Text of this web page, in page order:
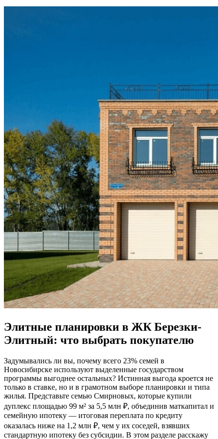
Элитные планировки в ЖК Березки-
Элитный: что выбрать покупателю
Задумывались ли вы, почему всего 23% семей в
Новосибирске используют выделенные государством
программы выгоднее остальных? Истинная выгода кроется не
только в ставке, но и в грамотном выборе планировки и типа
жилья. Представьте семью Смирновых, которые купили
дуплекс площадью 99 м² за 5,5 млн ₽, объединив маткапитал и
семейную ипотеку — итоговая переплата по кредиту
оказалась ниже на 1,2 млн ₽, чем у их соседей, взявших
стандартную ипотеку без субсидии. В этом разделе расскажу